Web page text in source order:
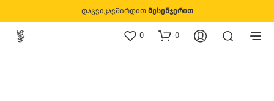
დაგვიკავშირდით მესენჯერით
0 0